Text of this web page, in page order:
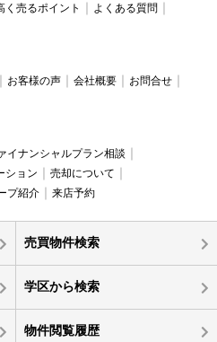
く売るポイント
よくある質問
お客様の声 会社概要
お問合せ
イナンシャルプラン相談
ション
売却について
プ紹介 来店予約
売買物件検索
学区から検索
物件閲覧履歴